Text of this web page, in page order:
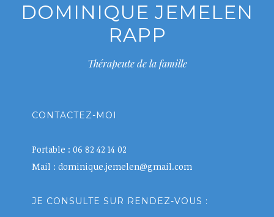
DOMINIQUE JEMELEN
RAPP
Thérapeute de la famille
CONTACTEZ-MOI
Portable : 06 82 42 14 02
Mail : dominique.jemelen@gmail.com
JE CONSULTE SUR RENDEZ-VOUS :